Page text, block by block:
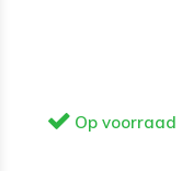
Op voorraad